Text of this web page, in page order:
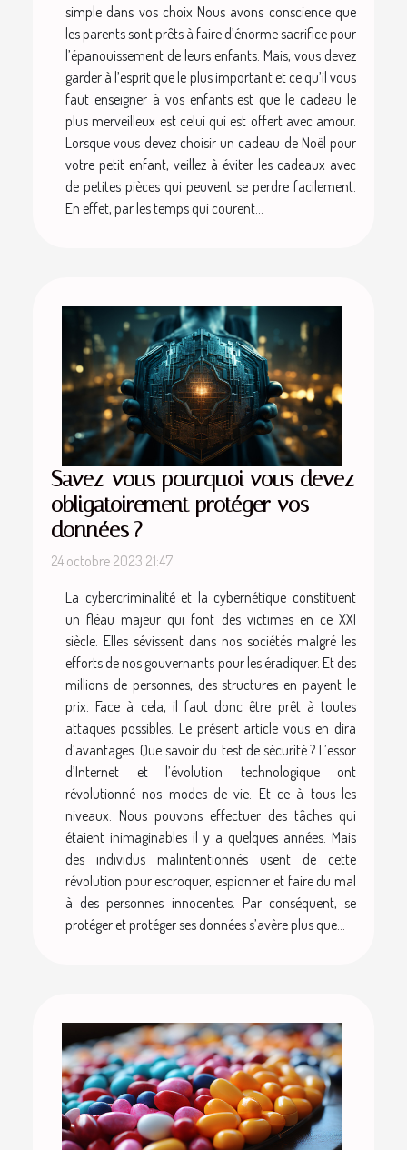
simple dans vos choix Nous avons conscience que
les parents sont prêts à faire d’énorme sacrifice pour
l’épanouissement de leurs enfants. Mais, vous devez
garder à l’esprit que le plus important et ce qu’il vous
faut enseigner à vos enfants est que le cadeau le
plus merveilleux est celui qui est offert avec amour.
Lorsque vous devez choisir un cadeau de Noël pour
votre petit enfant, veillez à éviter les cadeaux avec
de petites pièces qui peuvent se perdre facilement.
En effet, par les temps qui courent...
Savez-vous pourquoi vous devez
obligatoirement protéger vos
données ?
24 octobre 2023 21:47
La cybercriminalité et la cybernétique constituent
un fléau majeur qui font des victimes en ce XXI
siècle. Elles sévissent dans nos sociétés malgré les
efforts de nos gouvernants pour les éradiquer. Et des
millions de personnes, des structures en payent le
prix. Face à cela, il faut donc être prêt à toutes
attaques possibles. Le présent article vous en dira
d’avantages. Que savoir du test de sécurité ? L’essor
d’Internet et l’évolution technologique ont
révolutionné nos modes de vie. Et ce à tous les
niveaux. Nous pouvons effectuer des tâches qui
étaient inimaginables il y a quelques années. Mais
des individus malintentionnés usent de cette
révolution pour escroquer, espionner et faire du mal
à des personnes innocentes. Par conséquent, se
protéger et protéger ses données s’avère plus que...